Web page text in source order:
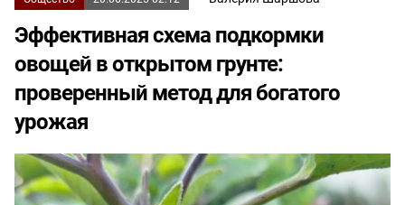
Эффективная схема подкормки
овощей в открытом грунте:
проверенный метод для богатого
урожая